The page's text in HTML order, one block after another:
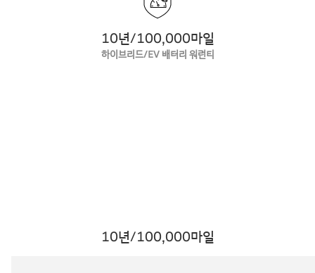
10년/100,000마일
하이브리드/EV 배터리 워런티
10년/100,000마일